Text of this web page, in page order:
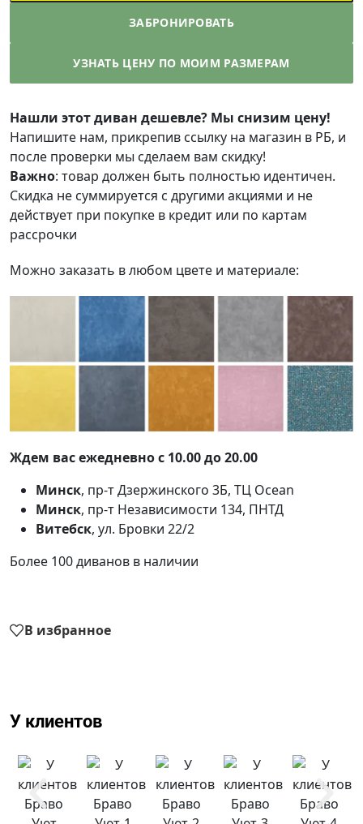
ЗАБРОНИРОВАТЬ
УЗНАТЬ ЦЕНУ ПО МОИМ РАЗМЕРАМ
Нашли этот диван дешевле? Мы снизим цену!
Напишите нам, прикрепив ссылку на магазин в РБ, и
после проверки мы сделаем вам скидку!
Важно: товар должен быть полностью идентичен.
Скидка не суммируется с другими акциями и не
действует при покупке в кредит или по картам
рассрочки
Можно заказать в любом цвете и материале:
Ждем вас ежедневно с 10.00 до 20.00
Минск, пр-т Дзержинского 3Б, ТЦ Ocean
Минск, пр-т Независимости 134, ПНТД
Витебск, ул. Бровки 22/2
Более 100 диванов в наличии
В избранное
У клиентов